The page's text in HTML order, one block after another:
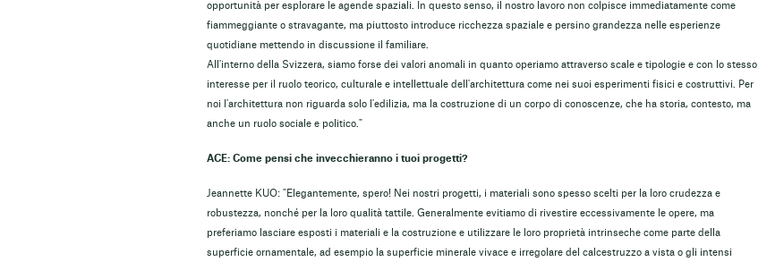
opportunità per esplorare le agende spaziali. In questo senso, il nostro lavoro non colpisce immediatamente come
fiammeggiante o stravagante, ma piuttosto introduce ricchezza spaziale e persino grandezza nelle esperienze
quotidiane mettendo in discussione il familiare.
All'interno della Svizzera, siamo forse dei valori anomali in quanto operiamo attraverso scale e tipologie e con lo stesso
interesse per il ruolo teorico, culturale e intellettuale dell'architettura come nei suoi esperimenti fisici e costruttivi. Per
noi l'architettura non riguarda solo l'edilizia, ma la costruzione di un corpo di conoscenze, che ha storia, contesto, ma
anche un ruolo sociale e politico."
ACE: Come pensi che invecchieranno i tuoi progetti?
Jeannette KUO: "Elegantemente, spero! Nei nostri progetti, i materiali sono spesso scelti per la loro crudezza e
robustezza, nonché per la loro qualità tattile. Generalmente evitiamo di rivestire eccessivamente le opere, ma
preferiamo lasciare esposti i materiali e la costruzione e utilizzare le loro proprietà intrinseche come parte della
superficie ornamentale, ad esempio la superficie minerale vivace e irregolare del calcestruzzo a vista o gli intensi